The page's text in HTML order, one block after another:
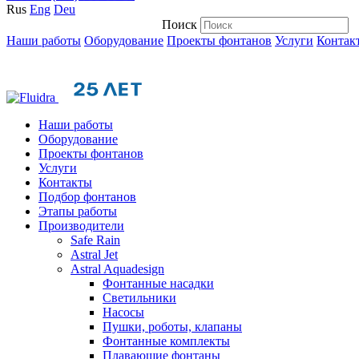
Rus Eng Deu
Поиск
Наши работы Оборудование Проекты фонтанов Услуги
Наши работы
Оборудование
Проекты фонтанов
Услуги
Контакты
Подбор фонтанов
Этапы работы
Производители
Safe Rain
Astral Jet
Astral Aquadesign
Фонтанные насадки
Cветильники
Насосы
Пушки, роботы, клапаны
Фонтанные комплекты
Плавающие фонтаны